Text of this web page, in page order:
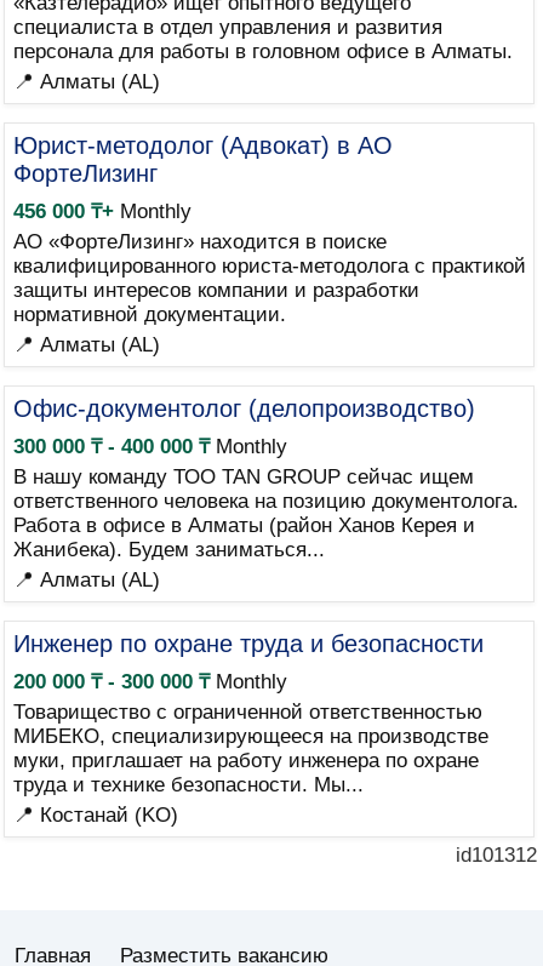
специалиста в отдел управления и развития
персонала для работы в головном офисе в Алматы.
📍 Алматы (AL)
Юрист-методолог (Адвокат) в АО
ФортеЛизинг
456 000 ₸+Monthly
АО «ФортеЛизинг» находится в поиске
квалифицированного юриста-методолога с практикой
защиты интересов компании и разработки
нормативной документации.
📍 Алматы (AL)
Офис-документолог (делопроизводство)
300 000 ₸ - 400 000 ₸Monthly
В нашу команду ТОО TAN GROUP сейчас ищем
ответственного человека на позицию документолога.
Работа в офисе в Алматы (район Ханов Керея и
Жанибека). Будем заниматься...
📍 Алматы (AL)
Инженер по охране труда и безопасности
200 000 ₸ - 300 000 ₸Monthly
Товарищество с ограниченной ответственностью
МИБЕКО, специализирующееся на производстве
муки, приглашает на работу инженера по охране
труда и технике безопасности. Мы...
📍 Костанай (KO)
id101312
Главная Разместить вакансию